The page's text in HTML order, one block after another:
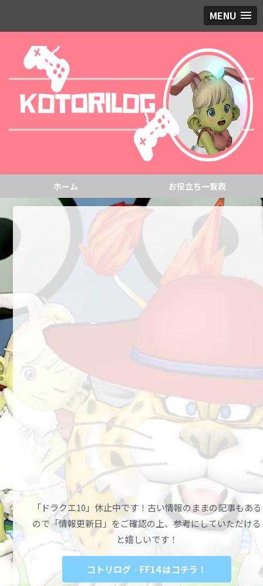
MENU
ホーム お役立ち一覧表
「ドラクエ10」休止中です！古い情報のままの記事もある
ので「情報更新日」をご確認の上、参考にしていただける
と嬉しいです！
コトリログ‐FF14 はコチラ！